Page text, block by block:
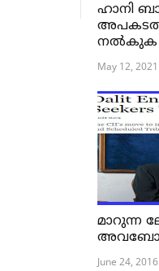
ഹാനി
നൽകുക
May 12, 2021
മാറുന്ന
June 24, 2016